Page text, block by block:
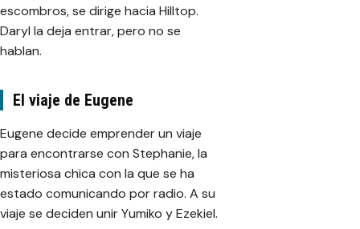
escombros, se dirige hacia Hilltop.
Daryl la deja entrar, pero no se
hablan.
El viaje de Eugene
Eugene decide emprender un viaje
para encontrarse con Stephanie, la
misteriosa chica con la que se ha
estado comunicando por radio. A su
viaje se deciden unir Yumiko y Ezekiel.